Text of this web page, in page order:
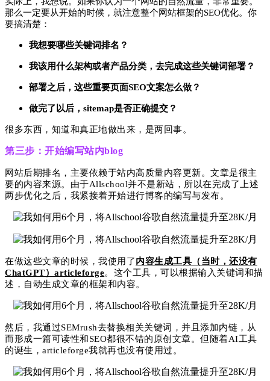
那么一定要从开始的时候，就注意整个网站框架的SEO优化。你
要搞清楚：
我想要哪些关键词排名？
我该用什么架构或者产品分类，去完成这些关键词部署？
部署之后，这些重要页面SEO文案怎么做？
做完了以后，sitemap是否正确提交？
很多东西 ，知道和真正地做出来 ，是两回事。
第三步：开始编写站内blog
网站后期排名，主要依赖于站内高质量内容更新。文章是很主
要的内容来源。由于Allschool并不是新站，所以在完成了上述
两步优化之后，我紧接着开始进行博客的编写与发布。
在做这些文章的时候，我使用了内容生成工具（当时，还没有
ChatGPT）articleforge。这个工具，可以根据输入关键词和描
述，自动生成文章的框架和内容。
然后，我通过SEMrush去替换相关关键词，并且添加内链，从
而形成一篇可读性和SEO都很不错的原创文章。但随着AI工具
的诞生，articleforge我就再也没有使用过。